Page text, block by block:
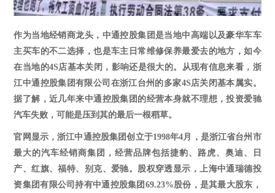
作为当地经销商龙头，中通控股集团是当地中高端以及豪华车车
主买车的不二选择，也是车主日常维修保养最爱去的地方，如今
在当地的4S店基本关闭，影响还是很大的。从现有信息来看，浙
江中通控股集团有限公司在浙江台州的多家4S店关闭基本属实。
据了解，近几年来中通控股集团的经营本身就不理想，投资爱驰
汽车失败，可能是压到其的最后一根稻草。
官网显示，浙江中通控股集团创立于1998年4 月 ， 是浙江省台州市
最大的汽车经销商集团 ，经营品牌包括捷豹、路虎、奥迪、日
产、红旗、福特、别克、爱驰。股权穿透显示，
上海中通瑞德投
资集团有限公司持有中通控股集团 69.23%股份，是其最大股东，